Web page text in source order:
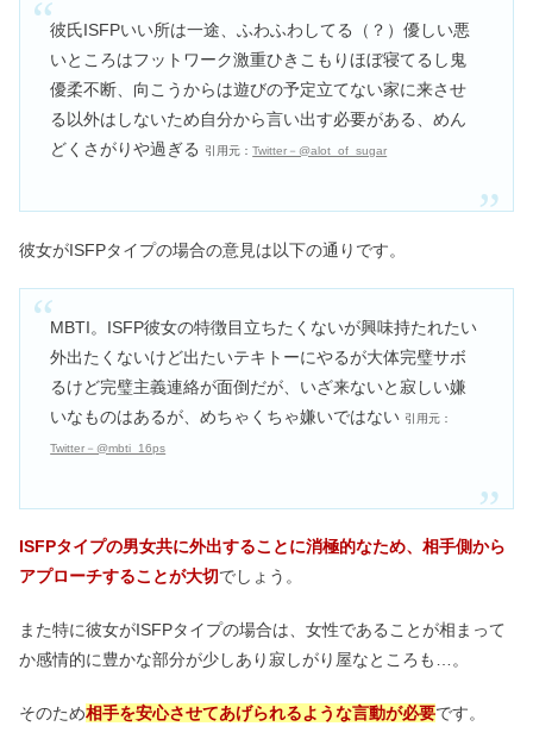
彼氏ISFPいい所は一途、ふわふわしてる（？）優しい悪
いところはフットワーク激重ひきこもりほぼ寝てるし鬼
優柔不断、向こうからは遊びの予定立てない家に来させ
る以外はしないため自分から言い出す必要がある、めん
どくさがりや過ぎる
引用元：Twitter－@alot_of_sugar
彼女がISFPタイプの場合の意見は以下の通りです。
MBTI。ISFP彼女の特徴目立ちたくないが興味持たれたい
外出たくないけど出たいテキトーにやるが大体完璧サボ
るけど完璧主義連絡が面倒だが、いざ来ないと寂しい嫌
いなものはあるが、めちゃくちゃ嫌いではない 引用元：
Twitter－@mbti_16ps
ISFPタイプの男女共に外出することに消極的なため、相手側から
アプローチすることが大切でしょう。
また特に彼女がISFPタイプの場合は、女性であることが相まって
か感情的に豊かな部分が少しあり寂しがり屋なところも…。
そのため相手を安心させてあげられるような言動が必要です。